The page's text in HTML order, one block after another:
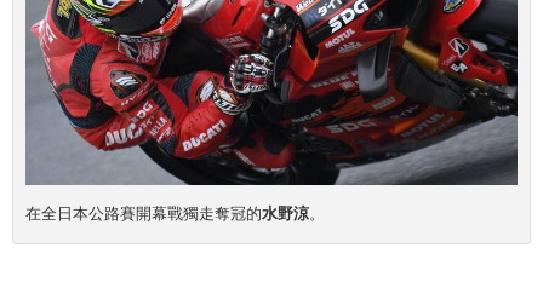
在全日本公路賽開幕戰獨走奪冠的水野涼。